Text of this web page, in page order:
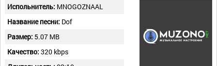
Испольнитель: MNOGOZNAAL
Название песни: Dof
Размер: 5.07 MB
Качество: 320 kbps